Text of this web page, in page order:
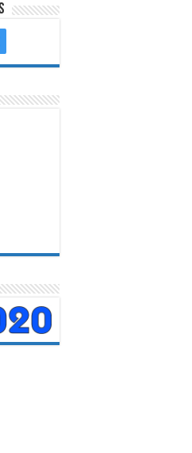
Valencia
Teatro Municipal de
Nacional de...